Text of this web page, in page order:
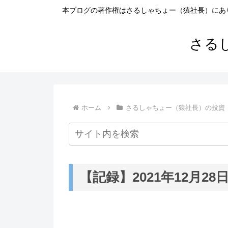
本ブログの著作権はさるしゃちょー（猿社長）に
さる
ホーム さるしゃちょー（猿社長）の投資
【記録】2021年12月28